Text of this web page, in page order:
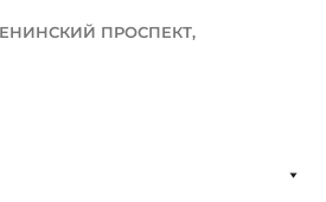
ПРОСПЕКТ,